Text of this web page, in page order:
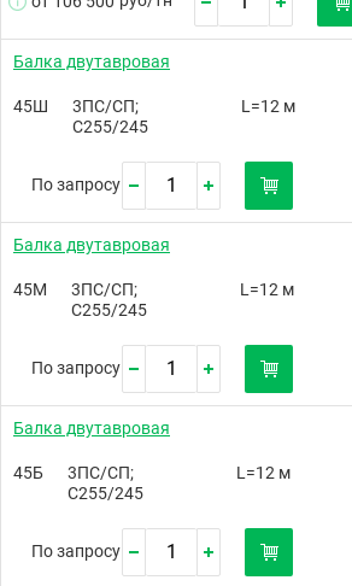
Балка двутавровая
45Ш
3ПС/СП;
С255/245
L=12 м
По запросу
Балка двутавровая
45М
3ПС/СП;
С255/245
L=12 м
По запросу
Балка двутавровая
45Б
3ПС/СП;
С255/245
L=12 м
По запросу